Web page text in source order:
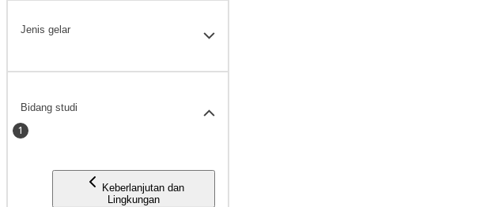
Jenis gelar
Bidang studi
1
Keberlanjutan dan
Lingkungan